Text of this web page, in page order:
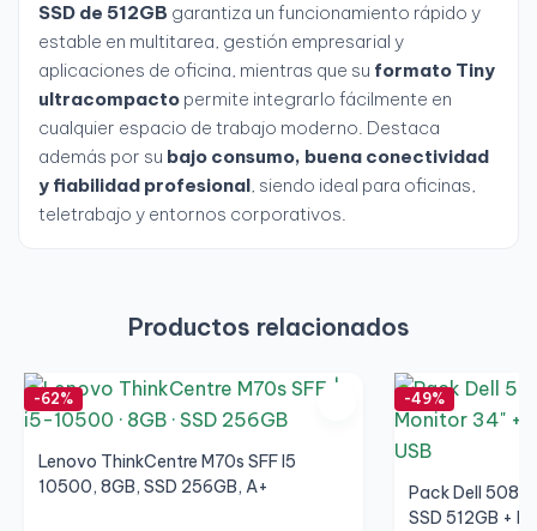
SSD de 512GB garantiza un funcionamiento rápido y
estable en multitarea, gestión empresarial y
aplicaciones de oficina, mientras que su formato Tiny
ultracompacto permite integrarlo fácilmente en
cualquier espacio de trabajo moderno. Destaca
además por su bajo consumo, buena conectividad
y fiabilidad profesional, siendo ideal para oficinas,
teletrabajo y entornos corporativos.
Productos relacionados
-62%
Lenovo ThinkCentre M70s SFF I5
10500, 8GB, SSD 256GB, A+
-49%
Pack Dell 5080
SSD 512GB +